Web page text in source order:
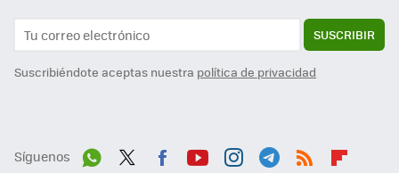
SUSCRIBIR
Suscribiéndote aceptas nuestra política de privacidad
Síguenos